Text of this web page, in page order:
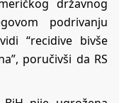
državnog
podrivanju
“recidive bivše
poručivši da RS